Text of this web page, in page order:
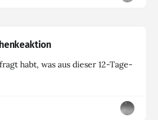
habt, was aus dieser 12-Tage-